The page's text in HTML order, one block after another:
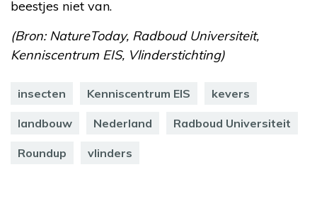
beestjes niet van.
(Bron: NatureToday, Radboud Universiteit,
Kenniscentrum EIS, Vlinderstichting)
insecten Kenniscentrum EIS kevers
landbouw Nederland Radboud Universiteit
Roundup vlinders